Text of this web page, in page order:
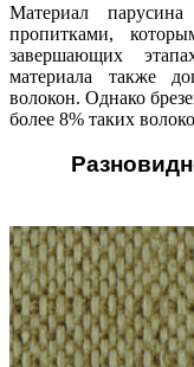
Материал
пропитками,
завершающих
материала также
волокон. Однако
более 8% таких